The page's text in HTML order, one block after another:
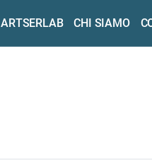
ARTSERLAB CHI SIAMO